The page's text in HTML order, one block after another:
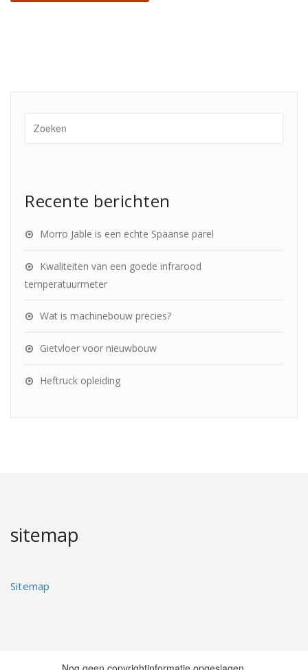
Recente berichten
Morro Jable is een echte Spaanse parel
Kwaliteiten van een goede infrarood
temperatuurmeter
Wat is machinebouw precies?
Gietvloer voor nieuwbouw
Heftruck opleiding
sitemap
Sitemap